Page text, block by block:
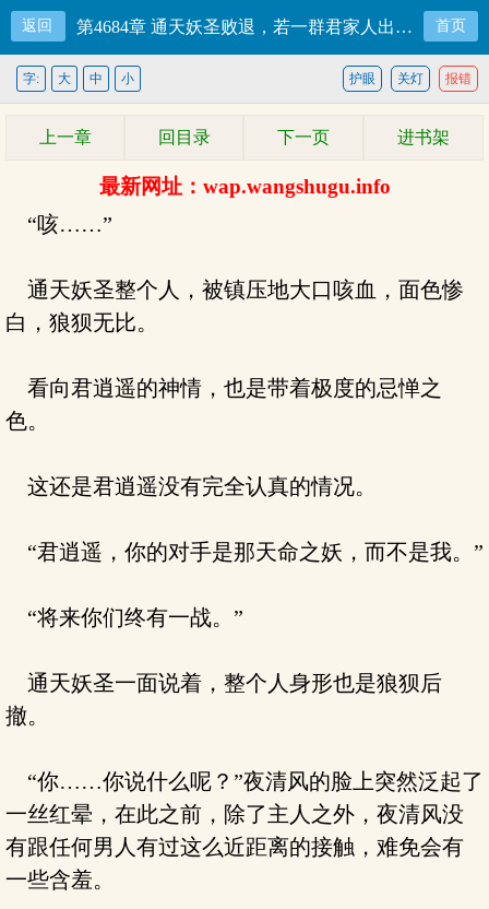
返回 第4684章 通天妖圣败退，若一群君家人出现那还了得？ 首页
报错
关灯
护眼
字: 大 中 小
上一章 回目录 下一页 进书架
最新网址：wap.wangshugu.info
“咳……”
通天妖圣整个人，被镇压地大口咳血，面色惨
白，狼狈无比。
看向君逍遥的神情，也是带着极度的忌惮之
色。
这还是君逍遥没有完全认真的情况。
“君逍遥，你的对手是那天命之妖，而不是我。”
“将来你们终有一战。”
通天妖圣一面说着，整个人身形也是狼狈后
撤。
“你……你说什么呢？”夜清风的脸上突然泛起了
一丝红晕，在此之前，除了主人之外，夜清风没
有跟任何男人有过这么近距离的接触，难免会有
一些含羞。